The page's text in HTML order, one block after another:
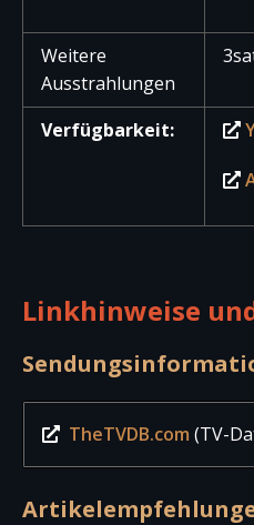
Weitere
Ausstrahlungen
Verfügbarkeit:
Linkhinweise
TheTVDB.com (TV-